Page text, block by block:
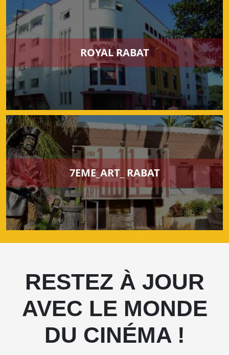
ROYAL RABAT
7EME_ART_ RABAT
RESTEZ À JOUR
AVEC LE MONDE
DU CINÉMA !